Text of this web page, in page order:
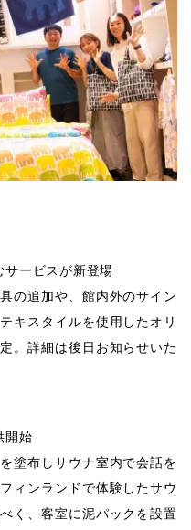
ービスが新登場
の追加や、館内外のサイン
キスタイルを使用したオリ
。詳細は後日お知らせいた
開始
塗布しサウナ室内で会話を
ィンランドで体験したサウ
く、客室に泥パックを設置